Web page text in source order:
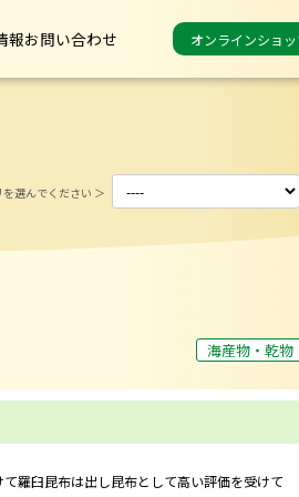
報お問い合わせ オンラインショ
選んでください ＞
海産物・乾物
羅臼昆布は出し昆布として高い評価を受けて